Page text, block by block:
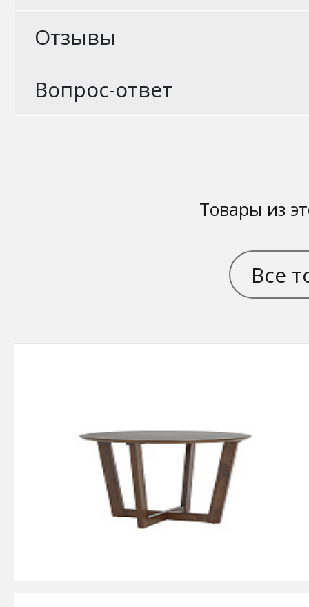
Отзывы
Вопрос-ответ
Товары из
Все